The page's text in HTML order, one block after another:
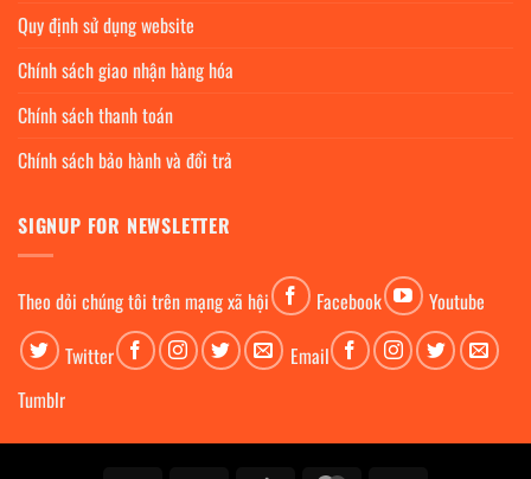
Quy định sử dụng website
Chính sách giao nhận hàng hóa
Chính sách thanh toán
Chính sách bảo hành và đổi trả
SIGNUP FOR NEWSLETTER
Theo dỏi chúng tôi trên mạng xã hội Facebook
Youtube
Twitter
Email
Tumblr